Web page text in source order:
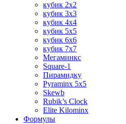
кубик 2х2
кубик 3х3
кубик 4х4
кубик 5х5
кубик 6х6
кубик 7х7
Мегаминкс
Square-1
Пирамидку
Pyraminx 5х5
Skewb
Rubik’s Clock
Elite Kilominx
Формулы